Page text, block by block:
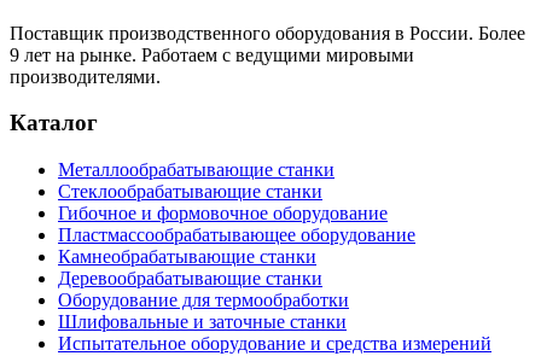
Поставщик производственного оборудования в России. Более
9 лет на рынке. Работаем с ведущими мировыми
производителями.
Каталог
Металлообрабатывающие станки
Стеклообрабатывающие станки
Гибочное и формовочное оборудование
Пластмассообрабатывающее оборудование
Камнеобрабатывающие станки
Деревообрабатывающие станки
Оборудование для термообработки
Шлифовальные и заточные станки
Испытательное оборудование и средства измерений